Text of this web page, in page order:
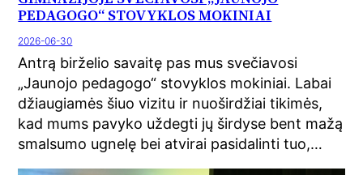
PEDAGOGO“ STOVYKLOS MOKINIAI
2026-06-30
Antrą birželio savaitę pas mus svečiavosi
„Jaunojo pedagogo“ stovyklos mokiniai. Labai
džiaugiamės šiuo vizitu ir nuoširdžiai tikimės,
kad mums pavyko uždegti jų širdyse bent mažą
smalsumo ugnelę bei atvirai pasidalinti tuo,…